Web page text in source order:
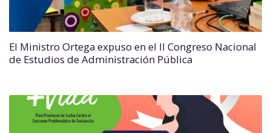
El Ministro Ortega expuso en el II Congreso Nacional
de Estudios de Administración Pública